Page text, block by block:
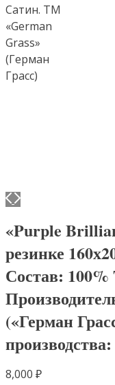
«Purple
резинке
Состав: 100%
(«Герман
8,000 ₽